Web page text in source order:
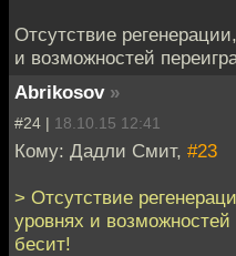
Отсутствие
и возможностей
Abrikosov »
#24 | 18.10.15 12:41
Кому: Дадли Смит, #23
> Отсутствие
уровнях и возможностей
бесит!